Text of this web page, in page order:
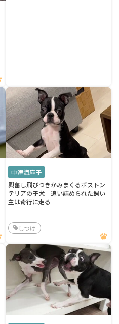
中津海麻子
興奮し飛びつきかみまくるボストン
テリアの子犬 追い詰められた飼い
主は奇行に走る
しつけ